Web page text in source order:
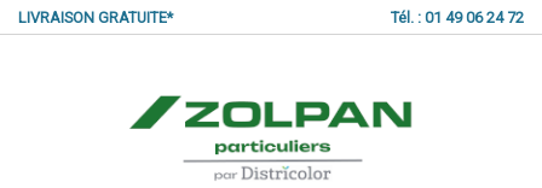
LIVRAISON GRATUITE* Tél. : 01 49 06 24 72